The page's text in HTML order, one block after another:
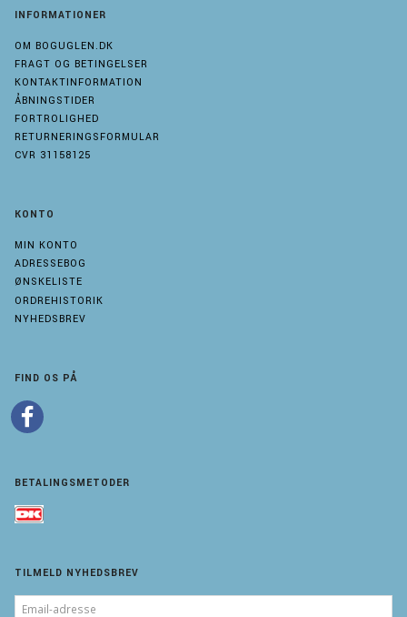
INFORMATIONER
OM BOGUGLEN.DK
FRAGT OG BETINGELSER
KONTAKTINFORMATION
ÅBNINGSTIDER
FORTROLIGHED
RETURNERINGSFORMULAR
CVR 31158125
KONTO
MIN KONTO
ADRESSEBOG
ØNSKELISTE
ORDREHISTORIK
NYHEDSBREV
FIND OS PÅ
BETALINGSMETODER
TILMELD NYHEDSBREV
EMAIL-